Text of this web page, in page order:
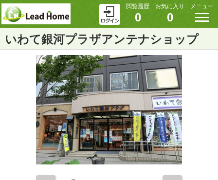
閲覧履歴
0
お気に入り
0
メニュー
いわて銀河プラザアンテナショップ